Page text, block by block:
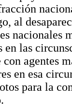
al
nacionales
en las
agentes
en esa
para la